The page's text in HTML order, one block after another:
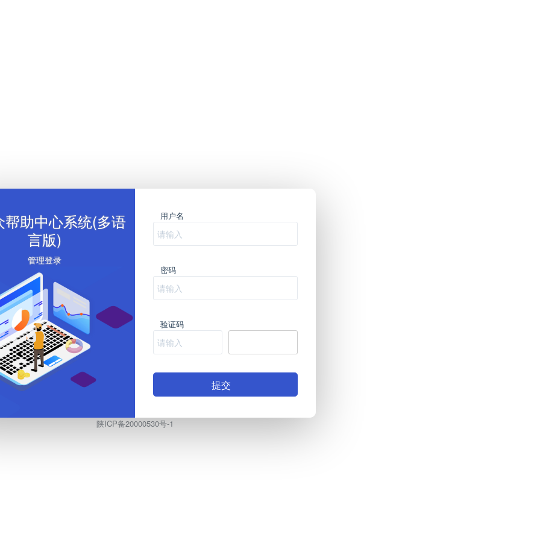
助中心系统(多语
言版)
管理登录
用户名
密码
验证码
提交
陕ICP备20000530号-1